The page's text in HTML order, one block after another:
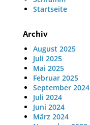
Startseite
Archiv
August 2025
Juli 2025
Mai 2025
Februar 2025
September 2024
Juli 2024
Juni 2024
März 2024